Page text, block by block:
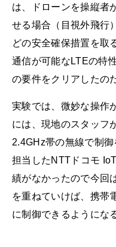
は、ドローンを操縦者
せる場合（目視外飛行
どの安全確保措置を取
通信が可能なLTEの特
の要件をクリアしたの
実験では、微妙な操作
には、現地のスタッフ
2.4GHz帯の無線で制
担当したNTTドコモ
績がなかったので今回
を重ねていけば、携帯
に制御できるようにな